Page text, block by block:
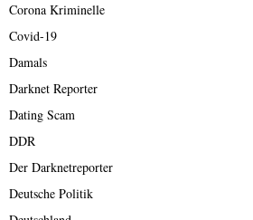
Corona Kriminelle
Covid-19
Damals
Darknet Reporter
Dating Scam
DDR
Der Darknetreporter
Deutsche Politik